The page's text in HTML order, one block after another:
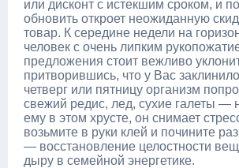
или дисконт с истекшим сроком, и
обновить откроет неожиданную
товар. К середине недели на
человек с очень липким
предложения стоит вежливо
притворившись, что у Вас
четверг или пятницу организм
свежий редис, лед, сухие галеты —
ему в этом хрусте, он снимает
возьмите в руки клей и почините
— восстановление целостности
дыру в семейной энергетике.